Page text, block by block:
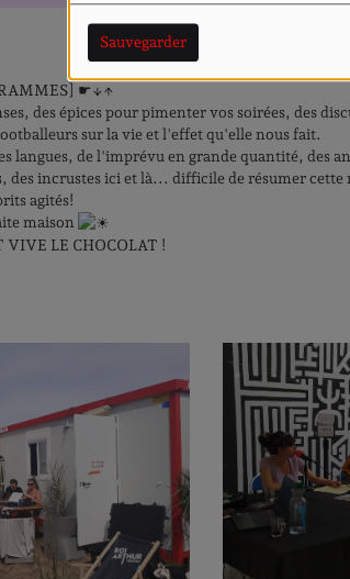
Sauvegarder
☛↓↑
des épices pour pimenter vos soirées, des
sur la vie et l'effet qu'elle nous fait.
langues, de l'imprévu en grande quantité, des
des incrustes ici et là... difficile de résumer
agités!
maison
VIVE LE CHOCOLAT !